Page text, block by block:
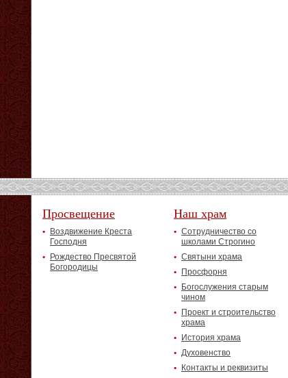
Просвещение
Воздвижение Креста
Господня
Рождество Пресвятой
Богородицы
Наш храм
Сотрудничество со
школами Строгино
Святыни храма
Просфорня
Богослужения старым
чином
Проект и строительство
храма
История храма
Духовенство
Контакты и реквизиты